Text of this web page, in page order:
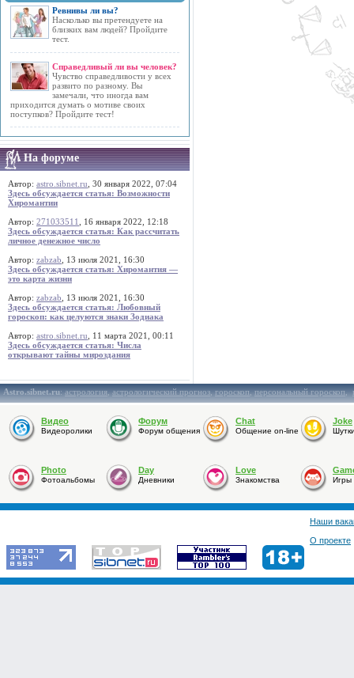
Ревнивы ли вы?
Насколько вы претендуете на
близких вам людей? Пройдите
тест.
Справедливый ли вы человек?
Чувство справедливости у всех
развито по разному. Вы
замечали, что иногда вам
приходится думать о мотиве своих
поступков? Пройдите тест!
На форуме
Автор: astro.sibnet.ru , 30 января 2022, 07:04
Здесь обсуждается статья: Возможности
Хиромантии
Автор: 271033511
, 16 января 2022, 12:18
Здесь обсуждается статья: Как рассчитать
личное денежное число
Автор: zabzab , 13 июля 2021, 16:30
Здесь обсуждается статья: Хиромантия —
это карта жизни
Автор: zabzab , 13 июля 2021, 16:30
Здесь обсуждается статья: Любовный
гороскоп: как целуются знаки Зодиака
Автор: astro.sibnet.ru , 11 марта 2021, 00:11
Здесь обсуждается статья: Числа
открывают тайны мироздания
Astro.sibnet.ru:астрология,астрологический прогноз,гороскоп,персональный гороскоп,
Видео
Видеоролики
Форум
Форум общения
Chat
Общение on-line
Joke
Photo
Фотоальбомы
Day
Дневники
Love
Знакомства Игры
Наши
О проекте